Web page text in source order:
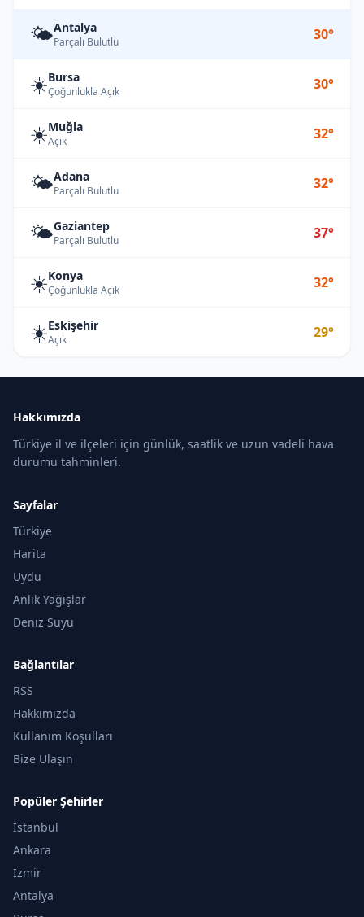
🌤️Antalya
Parçalı Bulutlu 30°
☀️Bursa
Çoğunlukla Açık 30°
☀️Muğla
Açık 32°
🌤️Adana
Parçalı Bulutlu 32°
🌤️Gaziantep
Parçalı Bulutlu 37°
☀️Konya
Çoğunlukla Açık 32°
☀️Eskişehir
Açık 29°
Hakkımızda
Türkiye il ve ilçeleri için günlük, saatlik ve uzun vadeli hava
durumu tahminleri.
Sayfalar
Türkiye
Harita
Uydu
Anlık Yağışlar
Deniz Suyu
Bağlantılar
RSS
Hakkımızda
Kullanım Koşulları
Bize Ulaşın
Popüler Şehirler
İstanbul
Ankara
İzmir
Antalya